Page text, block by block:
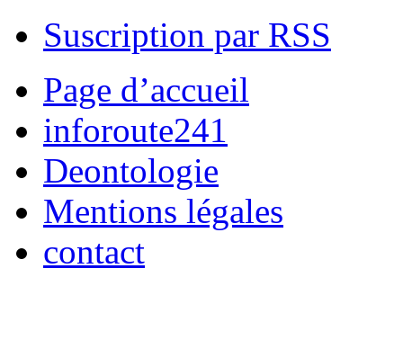
Suscription par RSS
Page d’accueil
inforoute241
Deontologie
Mentions légales
contact